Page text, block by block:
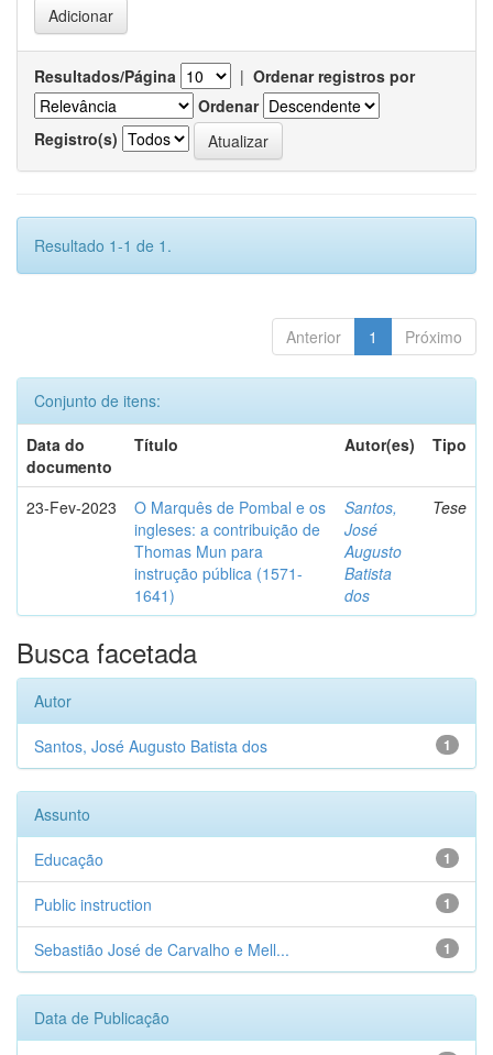
Resultados/Página | Ordenar registros por
Ordenar
Registro(s)
Resultado 1-1 de 1.
Anterior 1 Próximo
Conjunto de itens:
Data do
documento
Título Autor(es) Tipo
23-Fev-2023
O Marquês de Pombal e os
ingleses: a contribuição de
Thomas Mun para
instrução pública (1571-
1641)
Santos,
José
Augusto
Batista
dos
Tese
Busca facetada
Autor
1
Santos, José Augusto Batista dos
Assunto
1
Educação
1
Public instruction
1
Sebastião José de Carvalho e Mell...
Data de Publicação